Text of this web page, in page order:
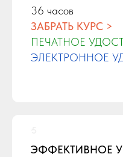
36 часов
ЗАБРАТЬ КУРС >
ПЕЧАТНОЕ
ЭЛЕКТРОННОЕ
ЭФФЕКТИВНОЕ